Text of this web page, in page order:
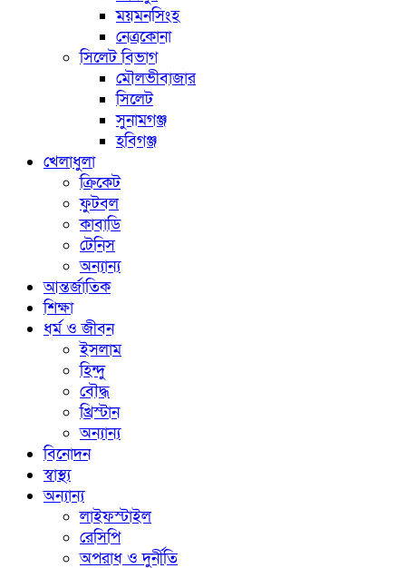
ময়মনসিংহ
নেত্রকোনা
সিলেট বিভাগ
মৌলভীবাজার
সিলেট
সুনামগঞ্জ
হবিগঞ্জ
খেলাধুলা
ক্রিকেট
ফুটবল
কাবাডি
টেনিস
অন্যান্য
আন্তর্জাতিক
শিক্ষা
ধর্ম ও জীবন
ইসলাম
হিন্দু
বৌদ্ধ
খ্রিস্টান
অন্যান্য
বিনোদন
স্বাস্থ্য
অন্যান্য
লাইফস্টাইল
রেসিপি
অপরাধ ও দুর্নীতি